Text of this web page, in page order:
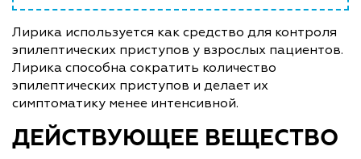
Лирика используется как средство для контроля
эпилептических приступов у взрослых пациентов.
Лирика способна сократить количество
эпилептических приступов и делает их
симптоматику менее интенсивной.
ДЕЙСТВУЮЩЕЕ ВЕЩЕСТВО